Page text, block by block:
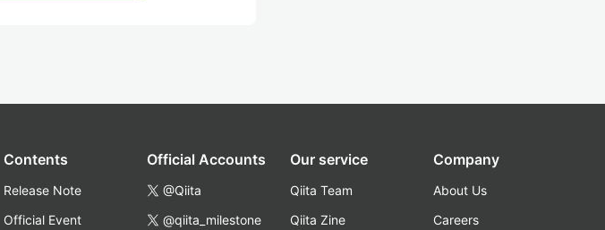
Contents
Release Note
Official Event
Official Accounts
@Qiita
@qiita_milestone
Our service
Qiita Team
Qiita Zine
Company
About Us
Careers